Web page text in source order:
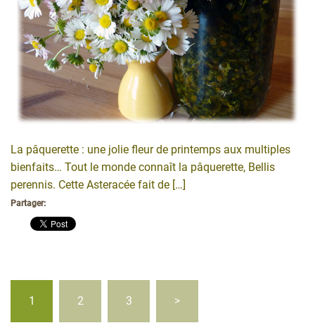
La pâquerette : une jolie fleur de printemps aux multiples
bienfaits… Tout le monde connaît la pâquerette, Bellis
perennis. Cette Asteracée fait de […]
Partager:
des
publications
1 2 3 >